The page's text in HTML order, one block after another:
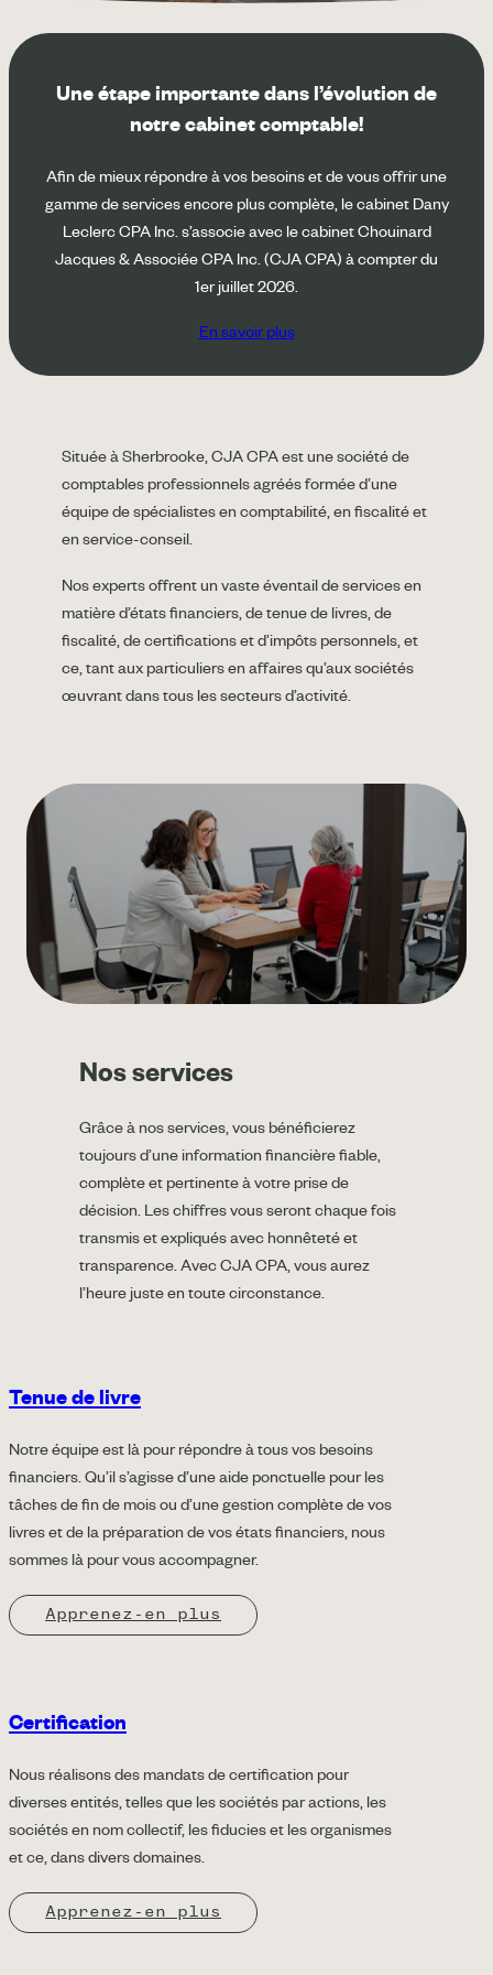
Une étape importante dans l’évolution de
notre cabinet comptable!
Afin de mieux répondre à vos besoins et de vous offrir une
gamme de services encore plus complète, le cabinet Dany
Leclerc CPA Inc. s’associe avec le cabinet Chouinard
Jacques & Associée CPA Inc. (CJA CPA) à compter du
1er juillet 2026.
En savoir plus
Située à Sherbrooke, CJA CPA est une société de
comptables professionnels agréés formée d’une
équipe de spécialistes en comptabilité, en fiscalité et
en service-conseil.
Nos experts offrent un vaste éventail de services en
matière d’états financiers, de tenue de livres, de
fiscalité, de certifications et d’impôts personnels, et
ce, tant aux particuliers en affaires qu’aux sociétés
œuvrant dans tous les secteurs d’activité.
Nos services
Grâce à nos services, vous bénéficierez
toujours d’une information financière fiable,
complète et pertinente à votre prise de
décision. Les chiffres vous seront chaque fois
transmis et expliqués avec honnêteté et
transparence. Avec CJA CPA, vous aurez
l’heure juste en toute circonstance.
Tenue de livre
Notre équipe est là pour répondre à tous vos besoins
financiers. Qu’il s’agisse d’une aide ponctuelle pour les
tâches de fin de mois ou d’une gestion complète de vos
livres et de la préparation de vos états financiers, nous
sommes là pour vous accompagner.
Apprenez-en plus
Certification
Nous réalisons des mandats de certification pour
diverses entités, telles que les sociétés par actions, les
sociétés en nom collectif, les fiducies et les organismes
et ce, dans divers domaines.
Apprenez-en plus